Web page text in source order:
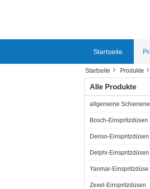
Startseite
Startseite Produkte
Alle Produkte
allgemeine
Bosch-Einspritzdüsen
Denso-Einspritzdüsen
Delphi-Einspritzdüsen
Yanmar-Einspritzdüse
Zexel-Einspritzdüsen